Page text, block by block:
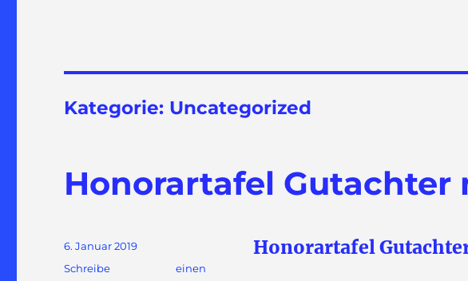
Kategorie: Uncategorized
Honorartafel Gutachter
Honorartafel
Veröffentlicht
am
6. Januar 2019
Schreibe einen